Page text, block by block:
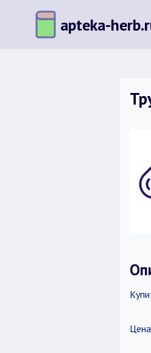
содержимому
apteka-